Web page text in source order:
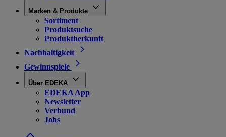
Marken & Produkte
Sortiment
Produktsuche
Produktherkunft
Nachhaltigkeit
Gewinnspiele
Über EDEKA
EDEKA App
Newsletter
Verbund
Jobs